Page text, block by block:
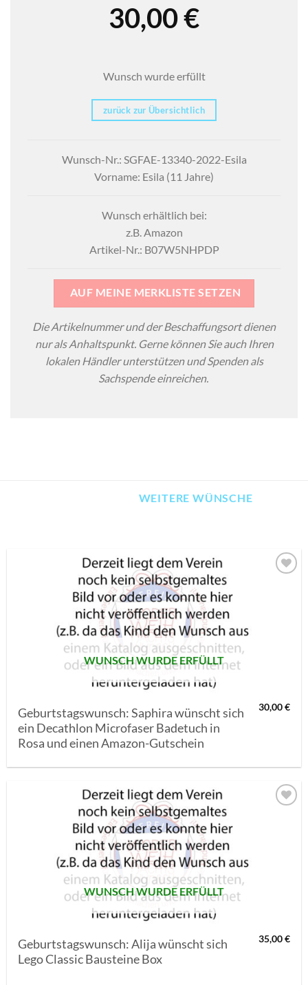
30,00€
Wunsch wurde erfüllt
zurück zur Übersichtlich
Wunsch-Nr.: SGFAE-13340-2022-Esila
Vorname: Esila (11 Jahre)
Wunsch erhältlich bei:
z.B. Amazon
Artikel-Nr.: B07W5NHPDP
AUF MEINE MERKLISTE SETZEN
Die Artikelnummer und der Beschaffungsort dienen
nur als Anhaltspunkt. Gerne können Sie auch Ihren
lokalen Händler unterstützen und Spenden als
Sachspende einreichen.
WEITERE WÜNSCHE
WUNSCH WURDE ERFÜLLT
Geburtstagswunsch: Saphira wünscht sich
ein Decathlon Microfaser Badetuch in
Rosa und einen Amazon-Gutschein
30,00€
WUNSCH WURDE ERFÜLLT
Geburtstagswunsch: Alija wünscht sich
Lego Classic Bausteine Box
35,00€